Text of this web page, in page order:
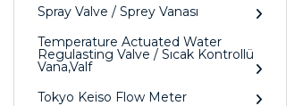
Spray Valve / Sprey Vanası
Temperature Actuated Water
Regulasting Valve / Sıcak Kontrollü
Vana,Valf
Tokyo Keiso Flow Meter